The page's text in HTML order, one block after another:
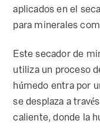
aplicados en el
para minerales
Este secador de
utiliza un proceso
húmedo entra por
se desplaza a
caliente, donde la